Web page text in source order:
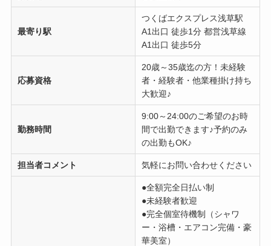
最寄り駅
つくばエクスプレス浅草駅
A1出口 徒歩1分 都営浅草線
A1出口 徒歩5分
応募資格
20歳～35歳迄の方！未経験
者・経験者・他業種掛け持ち
大歓迎♪
勤務時間
9:00～24:00のご希望のお時
間で出勤できます♪予約のみ
の出勤もOK♪
担当者コメント 気軽にお問い合わせください
●全額完全日払い制
●未経験者歓迎
●完全個室待機制（シャワ
ー・浴槽・エアコン完備・豪
華美室）